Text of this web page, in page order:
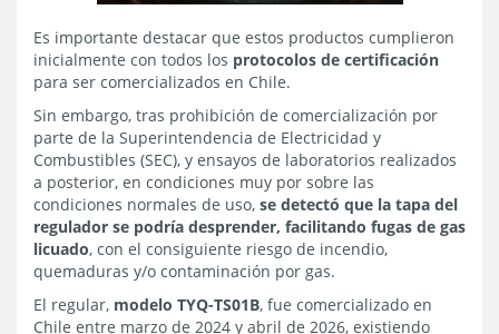
Es importante destacar que estos productos cumplieron
inicialmente con todos los protocolos de certificación
para ser comercializados en Chile.
Sin embargo, tras prohibición de comercialización por
parte de la Superintendencia de Electricidad y
Combustibles (SEC), y ensayos de laboratorios realizados
a posterior, en condiciones muy por sobre las
condiciones normales de uso, se detectó que la tapa del
regulador se podría desprender, facilitando fugas de gas
licuado, con el consiguiente riesgo de incendio,
quemaduras y/o contaminación por gas.
El regular, modelo TYQ-TS01B, fue comercializado en
Chile entre marzo de 2024 y abril de 2026, existiendo